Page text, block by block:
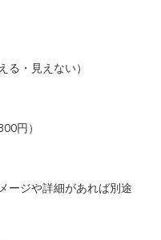
る・見えない）
円）
ージや詳細があれば別途